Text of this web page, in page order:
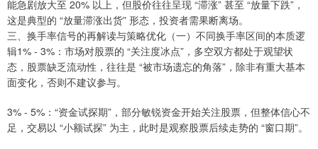
能急剧放大至 20% 以上，但股价往往呈现 “滞涨” 甚至 “放量下跌”，
这是典型的 “放量滞涨出货” 形态，投资者需果断离场。
三、换手率信号的再解读与策略优化（一）不同换手率区间的本质逻
辑1% - 3%：市场对股票的 “关注度冰点”，多空双方都处于观望状
态，股票缺乏流动性，往往是 “被市场遗忘的角落”，除非有重大基本
面变化，否则不建议参与。
3% - 5%：“资金试探期”，部分敏锐资金开始关注股票，但整体信心不
足，交易以 “小额试探” 为主，此时是观察股票后续走势的 “窗口期”。